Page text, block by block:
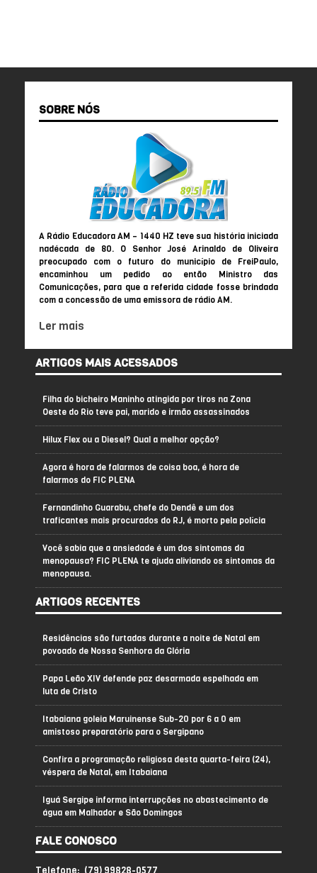
SOBRE NÓS
A Rádio Educadora AM – 1440 HZ teve sua história iniciada
nadécada de 80. O Senhor José Arinaldo de Oliveira
preocupado com o futuro do município de FreiPaulo,
encaminhou um pedido ao então Ministro das
Comunicações, para que a referida cidade fosse brindada
com a concessão de uma emissora de rádio AM.
Ler mais
ARTIGOS MAIS ACESSADOS
Filha do bicheiro Maninho atingida por tiros na Zona
Oeste do Rio teve pai, marido e irmão assassinados
Hilux Flex ou a Diesel? Qual a melhor opção?
Agora é hora de falarmos de coisa boa, é hora de
falarmos do FIC PLENA
Fernandinho Guarabu, chefe do Dendê e um dos
traficantes mais procurados do RJ, é morto pela polícia
Você sabia que a ansiedade é um dos sintomas da
menopausa? FIC PLENA te ajuda aliviando os sintomas da
menopausa.
ARTIGOS RECENTES
Residências são furtadas durante a noite de Natal em
povoado de Nossa Senhora da Glória
Papa Leão XIV defende paz desarmada espelhada em
luta de Cristo
Itabaiana goleia Maruinense Sub-20 por 6 a 0 em
amistoso preparatório para o Sergipano
Confira a programação religiosa desta quarta-feira (24),
véspera de Natal, em Itabaiana
Iguá Sergipe informa interrupções no abastecimento de
água em Malhador e São Domingos
FALE CONOSCO